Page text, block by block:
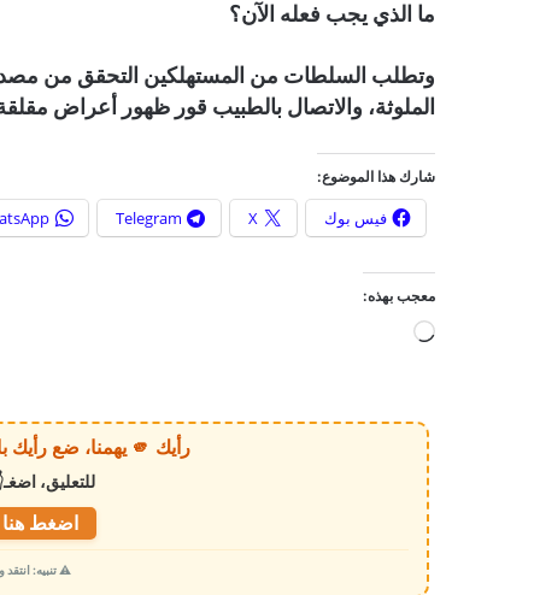
ما الذي يجب فعله الآن؟
وتطلب السلطات من المستهلكين التحقق من مصدر
الملوثة، والاتصال بالطبيب قور ظهور أعراض
شارك هذا الموضوع:
فيس بوك X
Telegram
معجب بهذه:
ي
ح
رأيك 🫵 يهمنا، ضع رأيك بالخبر أو الموقع بكل وضوح وصراحة!
للتعليق،
اضغط هنا
⚠️ تنبيه: